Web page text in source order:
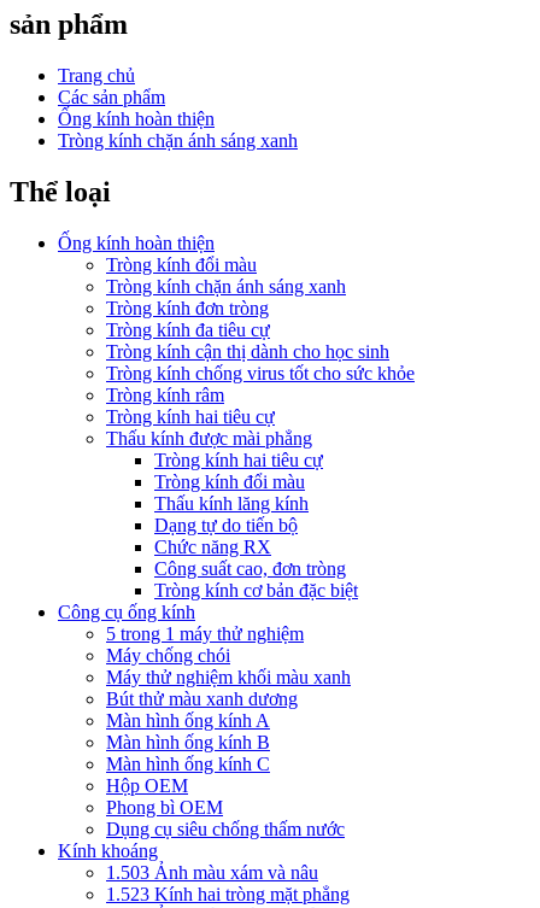
sản phẩm
Trang chủ
Các sản phẩm
Ống kính hoàn thiện
Tròng kính chặn ánh sáng xanh
Thể loại
Ống kính hoàn thiện
Tròng kính đổi màu
Tròng kính chặn ánh sáng xanh
Tròng kính đơn tròng
Tròng kính đa tiêu cự
Tròng kính cận thị dành cho học sinh
Tròng kính chống virus tốt cho sức khỏe
Tròng kính râm
Tròng kính hai tiêu cự
Thấu kính được mài phẳng
Tròng kính hai tiêu cự
Tròng kính đổi màu
Thấu kính lăng kính
Dạng tự do tiến bộ
Chức năng RX
Công suất cao, đơn tròng
Tròng kính cơ bản đặc biệt
Công cụ ống kính
5 trong 1 máy thử nghiệm
Máy chống chói
Máy thử nghiệm khối màu xanh
Bút thử màu xanh dương
Màn hình ống kính A
Màn hình ống kính B
Màn hình ống kính C
Hộp OEM
Phong bì OEM
Dụng cụ siêu chống thấm nước
Kính khoáng
1.503 Ảnh màu xám và nâu
1.523 Kính hai tròng mặt phẳng